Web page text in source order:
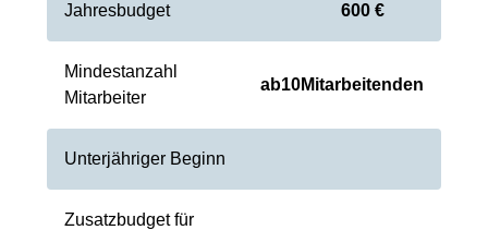
Jahresbudget 600 €
Mindestanzahl
Mitarbeiter
ab10Mitarbeitenden
Unterjähriger Beginn
Zusatzbudget für